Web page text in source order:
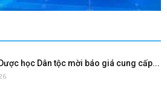
học Dân tộc mời báo giá cung cấp...